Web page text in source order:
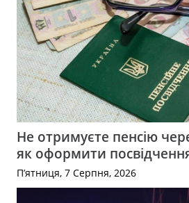
Не отримуєте пенсію
як оформити
П’ятниця, 7 Серпня, 2026